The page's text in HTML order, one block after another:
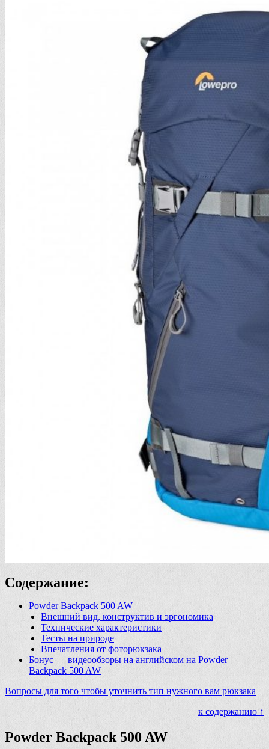
Содержание:
Powder Backpack 500 AW
Внешний вид, конструктив и эргономика
Технические характеристики
Тесты на природе
Впечатления от фоторюкзака
Бонус — видеообзоры на английском на Powder
Backpack 500 AW
Вопросы для того чтобы уточнить тип нужного вам рюкзака
к содержанию ↑
Powder Backpack 500 AW